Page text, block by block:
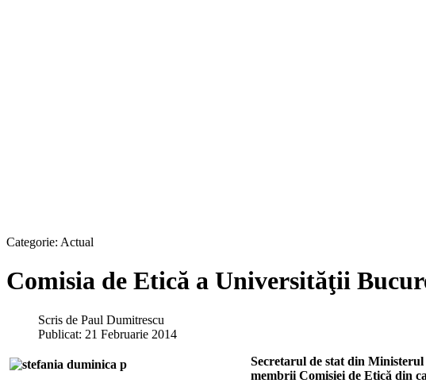
Categorie: Actual
Comisia de Etică a Universităţii
Scris de Paul Dumitrescu
Publicat: 21 Februarie 2014
Secretarul de stat din
membrii Comisiei de Etică din